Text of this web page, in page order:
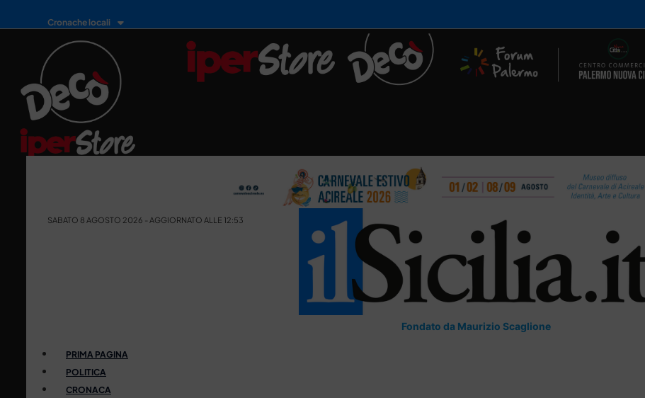
Cronache locali
SABATO 8 AGOSTO 2026 - AGGIORNATO ALLE 12:53
Fondato da Maurizio Scaglione
PRIMA PAGINA
POLITICA
CRONACA